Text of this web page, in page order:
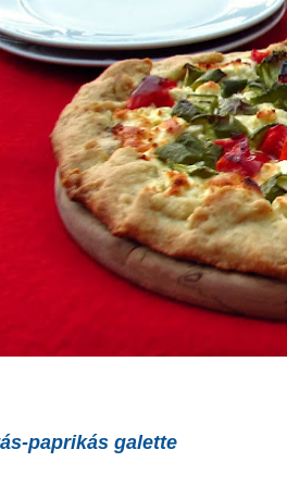
paprikás galette